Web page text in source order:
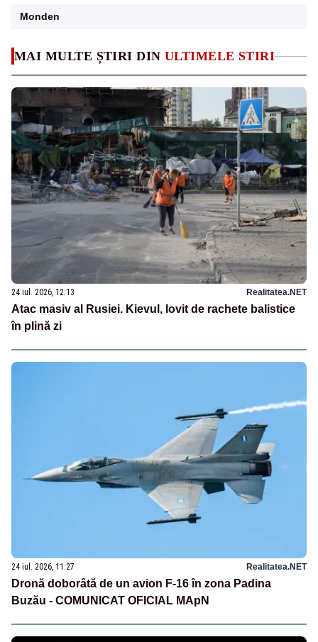
MAI MULTE ȘTIRI DIN ULTIMELE STIRI
24 iul. 2026, 12:13 Realitatea.NET
Atac masiv al Rusiei. Kievul, lovit de rachete balistice
în plină zi
24 iul. 2026, 11:27 Realitatea.NET
Dronă doborâtă de un avion F‑16 în zona Padina
Buzău - COMUNICAT OFICIAL MApN
Monden